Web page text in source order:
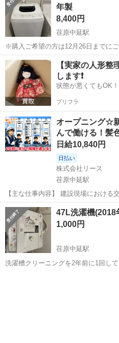
不...
年製
8,400円
荏原中延駅
※購入ご希望の方は12月26日までに
す。 https://kadenfan.hitachi.co.jp/wash/lineup/nw-50g/ 日立 全自動
電気洗濯機 NW-50G型 2...
東京 品川区 荏原中延駅
【実家の人形整
します❗️
状態が悪くてもOK
プリフラ
オープニング☆
んで働ける！髪
日給10,840円
日払い
株式会社リース
荏原中延駅
【主な仕事内容】 建設現場における
な経験や資格は一切不要！ 最初は簡
と覚えていけます。主な業務は、車の
体的な業務内容 ■車の誘導：現...
東京 品川区 荏原中延駅
47L洗濯機
1,000円
荏原中延駅
洗濯槽クリーニングを2年前に1回し